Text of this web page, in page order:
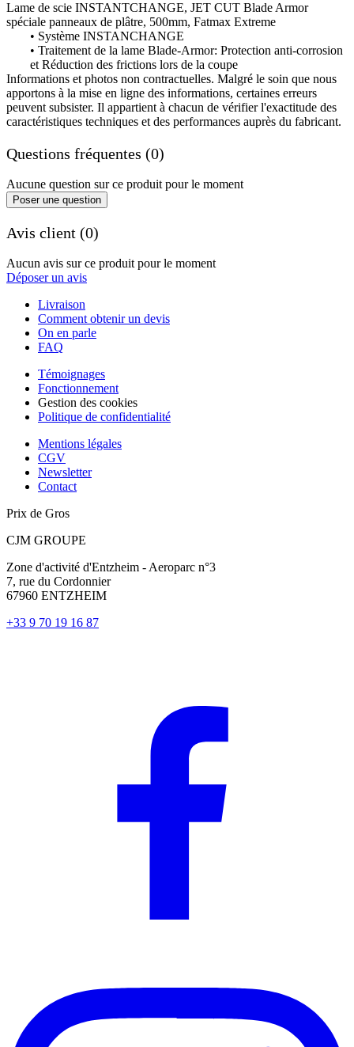
Lame de scie INSTANTCHANGE, JET CUT Blade Armor
spéciale panneaux de plâtre, 500mm, Fatmax Extreme
• Système INSTANCHANGE
• Traitement de la lame Blade-Armor: Protection anti-corrosion
et Réduction des frictions lors de la coupe
Informations et photos non contractuelles. Malgré le soin que nous
apportons à la mise en ligne des informations, certaines erreurs
peuvent subsister. Il appartient à chacun de vérifier l'exactitude des
caractéristiques techniques et des performances auprès du fabricant.
Questions fréquentes (0)
Aucune question sur ce produit pour le moment
Poser une question
Avis client (0)
Aucun avis sur ce produit pour le moment
Déposer un avis
Livraison
Comment obtenir un devis
On en parle
FAQ
Témoignages
Fonctionnement
Gestion des cookies
Politique de confidentialité
Mentions légales
CGV
Newsletter
Contact
Prix de Gros
CJM GROUPE
Zone d'activité d'Entzheim - Aeroparc n°3
7, rue du Cordonnier
67960 ENTZHEIM
+33 9 70 19 16 87